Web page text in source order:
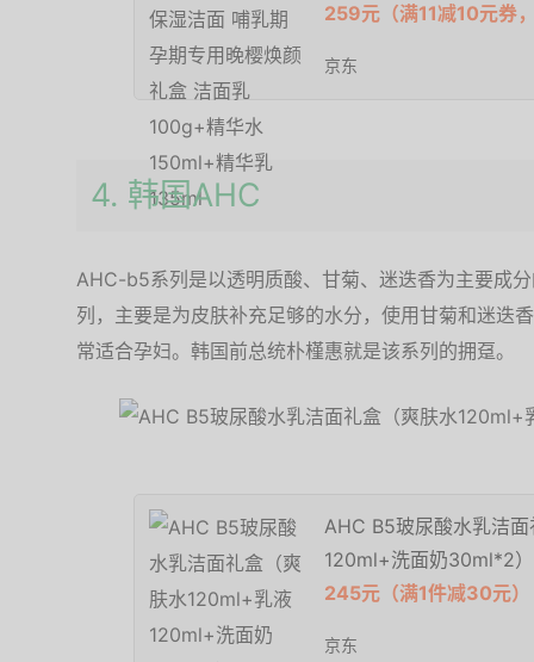
259元（满11减10元券
京东
4. 韩国AHC
AHC-b5系列是以透明质酸、甘菊、迷迭香为主要成
列，主要是为皮肤补充足够的水分，使用甘菊和迷迭
常适合孕妇。韩国前总统朴槿惠就是该系列的拥趸。
AHC B5玻尿酸水乳洁
120ml+洗面奶30ml*2）
245元（满1件减30元）
京东